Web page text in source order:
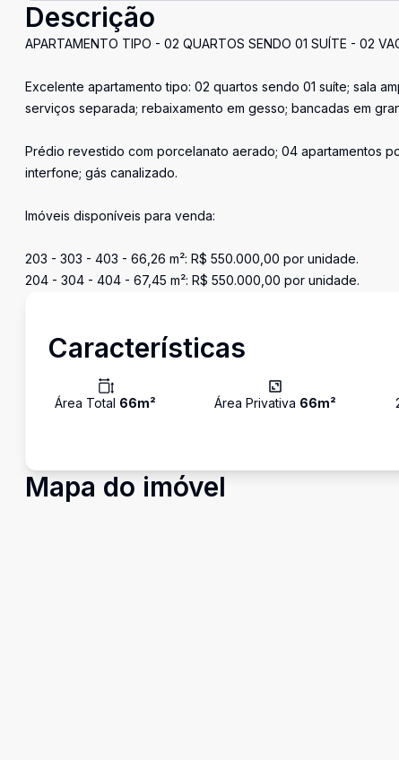
Descrição
APARTAMENTO TIPO - 02 QUARTOS SENDO 01 SUÍTE - 02
Excelente apartamento tipo: 02 quartos sendo 01 suíte; sala
serviços separada; rebaixamento em gesso; bancadas em
Prédio revestido com porcelanato aerado; 04 apartamentos
interfone; gás canalizado.
Imóveis disponíveis para venda:
203 - 303 - 403 - 66,26 m²: R$ 550.000,00 por unidade.
204 - 304 - 404 - 67,45 m²: R$ 550.000,00 por unidade.
Características
Área Total 66m² Área Privativa 66m²
Mapa do imóvel